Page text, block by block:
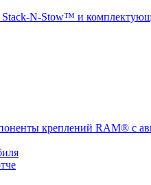
N-Stow™ и
креплений RAM® с